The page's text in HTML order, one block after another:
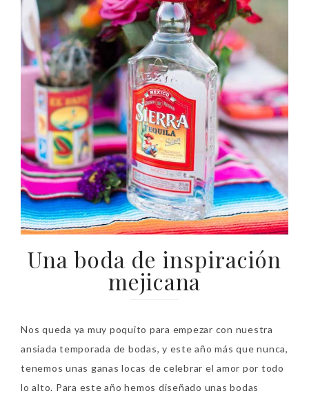
Una boda de inspiración
mejicana
Nos queda ya muy poquito para empezar con nuestra
ansiada temporada de bodas, y este año más que nunca,
tenemos unas ganas locas de celebrar el amor por todo
lo alto. Para este año hemos diseñado unas bodas